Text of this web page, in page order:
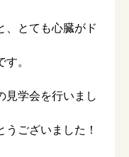
、とても心臓がド
。
見学会を行いまし
ございました！